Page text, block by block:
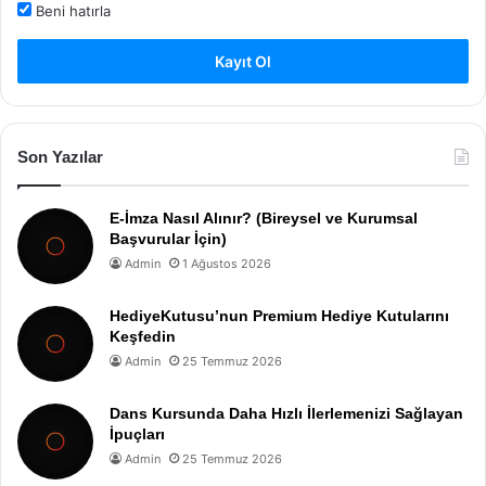
Beni hatırla
Kayıt Ol
Son Yazılar
E-İmza Nasıl Alınır? (Bireysel ve Kurumsal
Başvurular İçin)
Admin 1 Ağustos 2026
HediyeKutusu’nun Premium Hediye Kutularını
Keşfedin
Admin 25 Temmuz 2026
Dans Kursunda Daha Hızlı İlerlemenizi Sağlayan
İpuçları
Admin 25 Temmuz 2026